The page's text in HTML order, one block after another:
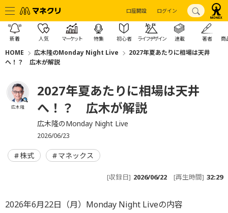
口座開設 ログイン
新着 人気 マーケット 特集 初心者 ライフデザイン 連載 著者 商
HOME 広木隆のMonday Night Live
2027年夏あたりに相場は天井
へ！？ 広木が解説
広木 隆
2027年夏あたりに相場は天井
へ！？ 広木が解説
広木隆のMonday Night Live
2026/06/23
株式 マネックス
[収録日] 2026/06/22 [再生時間] 32:29
2026年6月22日（月）Monday Night Liveの内容